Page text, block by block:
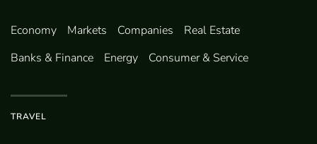
Economy Markets Companies
Real Estate
Banks & Finance
Energy Consumer & Service
TRAVEL